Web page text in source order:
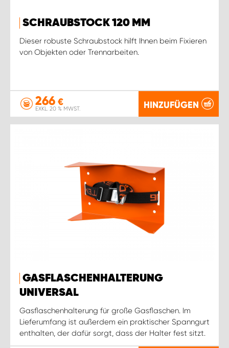
SCHRAUBSTOCK 120 MM
Dieser robuste Schraubstock hilft Ihnen beim Fixieren
von Objekten oder Trennarbeiten.
266 €
EXKL. 20 % MWST. HINZUFÜGEN
GASFLASCHENHALTERUNG
UNIVERSAL
Gasflaschenhalterung für große Gasflaschen. Im
Lieferumfang ist außerdem ein praktischer Spanngurt
enthalten, der dafür sorgt, dass der Halter fest sitzt.